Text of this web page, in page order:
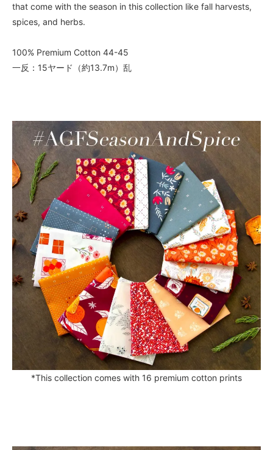
that come with the season in this collection like fall harvests,
spices, and herbs.
100% Premium Cotton 44-45
一反：15ヤード（約13.7m）乱
*This collection comes with 16 premium cotton prints